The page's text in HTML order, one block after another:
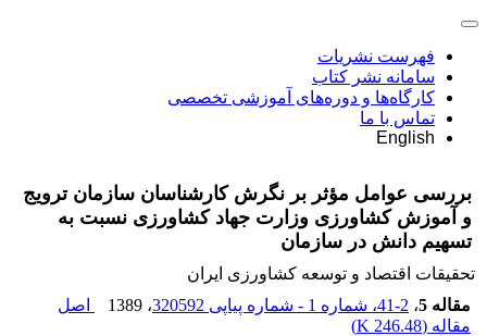
فهرست نشریات
سامانه نشر کتاب
کارگاه‌ها و دوره‌های آموزشی تخصصی
تماس با ما
English
بررسی عوامل مؤثر بر نگرش کارشناسان سازمان ترویج
و آموزش کشاورزی وزارت جهاد کشاورزی نسبت به
تسهیم دانش در سازمان
تحقیقات اقتصاد و توسعه کشاورزی ایران
مقاله 5
، 2-41، شماره 1 - شماره پیاپی 320592 ، 1389
اصل
مقاله (246.48 K
)